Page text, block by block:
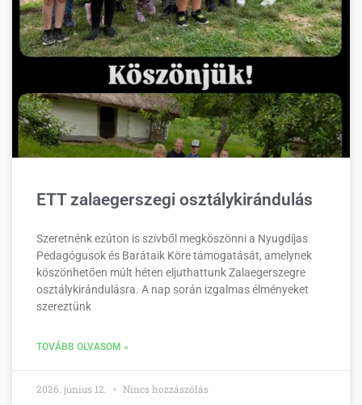
ETT zalaegerszegi osztálykirándulás
Szeretnénk ezúton is szívből megköszönni a Nyugdíjas
Pedagógusok és Barátaik Köre támogatását, amelynek
köszönhetően múlt héten eljuthattunk Zalaegerszegre
osztálykirándulásra. A nap során izgalmas élményeket
szereztünk
TOVÁBB OLVASOM »
2026. június 12. Nincs hozzászólás